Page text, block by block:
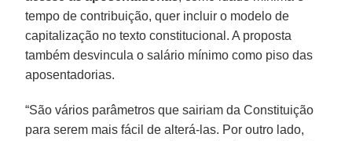
tempo de contribuição, quer incluir o modelo de
capitalização no texto constitucional. A proposta
também desvincula o salário mínimo como piso das
aposentadorias.
“São vários parâmetros que sairiam da Constituição
para serem mais fácil de alterá-las. Por outro lado,